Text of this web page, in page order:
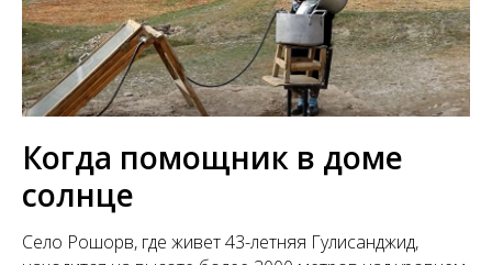
Когда помощник в доме
солнце
Село Рошорв, где живет 43-летняя Гулисанджид,